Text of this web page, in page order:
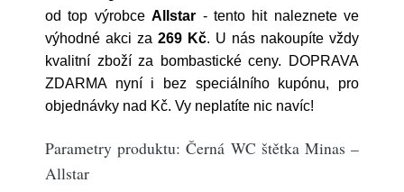
od top výrobceAllstar - tento hit naleznete ve
výhodné akci za 269 Kč. U nás nakoupíte vždy
kvalitní zboží za bombastické ceny. DOPRAVA
ZDARMA nyní i bez speciálního kupónu, pro
objednávky nad Kč. Vy neplatíte nic navíc!
Parametry produktu: Černá WC štětka Minas –
Allstar